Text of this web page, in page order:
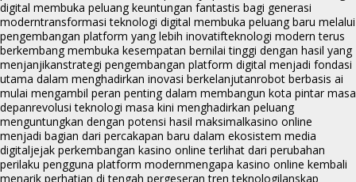
digital membuka peluang keuntungan fantastis bagi generasi
moderntransformasi teknologi digital membuka peluang baru melalui
pengembangan platform yang lebih inovatifteknologi modern terus
berkembang membuka kesempatan bernilai tinggi dengan hasil yang
menjanjikanstrategi pengembangan platform digital menjadi fondasi
utama dalam menghadirkan inovasi berkelanjutanrobot berbasis ai
mulai mengambil peran penting dalam membangun kota pintar masa
depanrevolusi teknologi masa kini menghadirkan peluang
menguntungkan dengan potensi hasil maksimalkasino online
menjadi bagian dari percakapan baru dalam ekosistem media
digitaljejak perkembangan kasino online terlihat dari perubahan
perilaku pengguna platform modernmengapa kasino online kembali
menarik perhatian di tengah pergeseran tren teknologilanskap